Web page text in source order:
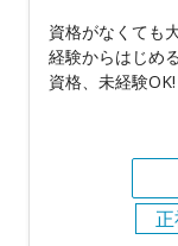
資格がなくても
経験からはじめ
資格、未経験